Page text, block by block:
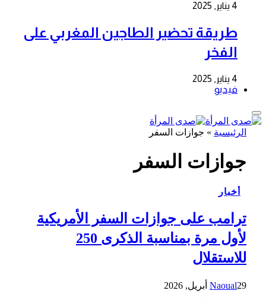
4 يناير, 2025
طريقة تحضير الطاجين المغربي على
الفخر
4 يناير, 2025
فيديو
الرئيسية » جوازات السفر
جوازات السفر
أخبار
ترامب على جوازات السفر الأمريكية
لأول مرة بمناسبة الذكرى 250
للاستقلال
Naoual29 أبريل, 2026